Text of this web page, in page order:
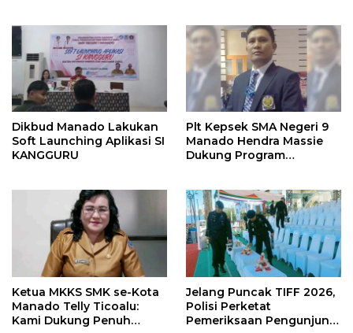
Dikbud Manado Lakukan
Soft Launching Aplikasi SI
KANGGURU
Plt Kepsek SMA Negeri 9
Manado Hendra Massie
Dukung Program
Ketua MKKS SMK se-Kota
Manado Telly Ticoalu:
Kami Dukung Penuh
Jelang Puncak TIFF 2026,
Polisi Perketat
Pemeriksaan Pengunjung